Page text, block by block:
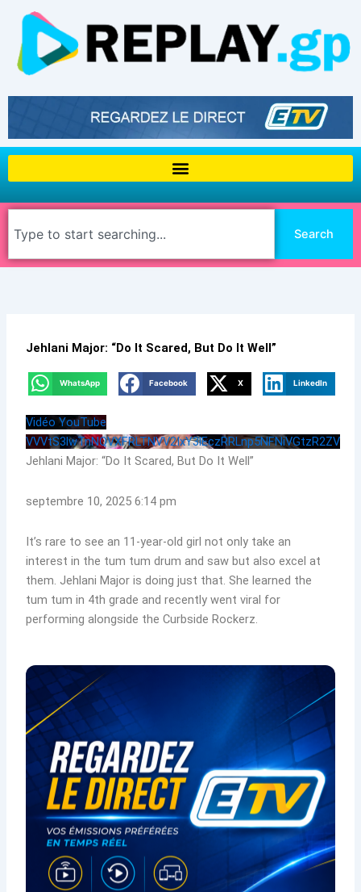
contenu
Search
Jehlani Major: “Do It Scared, But Do It Well”
WhatsApp Facebook X LinkedIn
Vidéo YouTube
VVVtS3lwTnNQVXFRLTNVV2IxY3lEczRRLnp5NFNiVGtzR2ZV
Jehlani Major: “Do It Scared, But Do It Well”
septembre 10, 2025 6:14 pm
It’s rare to see an 11-year-old girl not only take an
interest in the tum tum drum and saw but also excel at
them. Jehlani Major is doing just that. She learned the
tum tum in 4th grade and recently went viral for
performing alongside the Curbside Rockerz.